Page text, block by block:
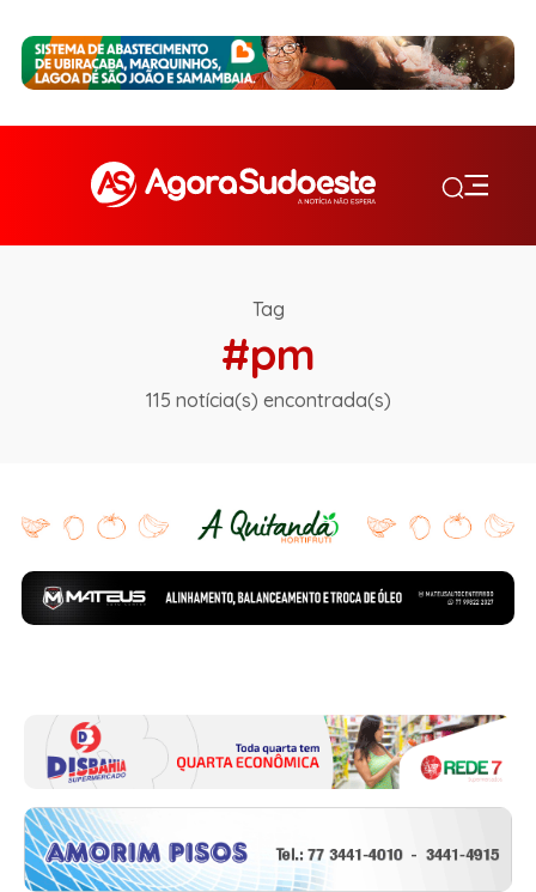
Tag
#pm
115 notícia(s) encontrada(s)